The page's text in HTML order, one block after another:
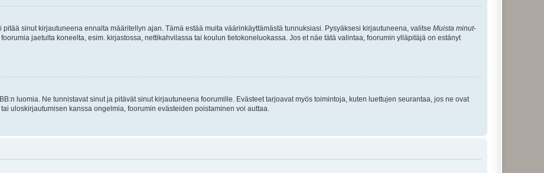
sinut kirjautuneena ennalta määritellyn ajan. Tämä estää muita väärinkäyttämästä tunnuksiasi. Pysyäksesi kirjautuneena, valitse Muista minut-
jaetulta koneelta, esim. kirjastossa, nettikahvilassa tai koulun tietokoneluokassa. Jos et näe tätä valintaa, foorumin ylläpitäjä on estänyt
luomia. Ne tunnistavat sinut ja pitävät sinut kirjautuneena foorumille. Evästeet tarjoavat myös toimintoja, kuten luettujen seurantaa, jos ne ovat
uloskirjautumisen kanssa ongelmia, foorumin evästeiden poistaminen voi auttaa.